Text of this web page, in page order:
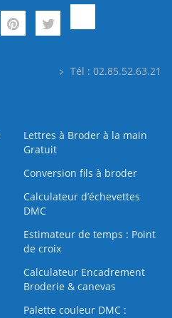
Tél : 02.85.52.63.21
Lettres à Broder à la main
Gratuit
Conversion fils à broder
Calculateur d’échevettes
DMC
Estimateur de temps : Point
de croix
Calculateur Encadrement
Broderie & canevas
Palette couleur DMC :